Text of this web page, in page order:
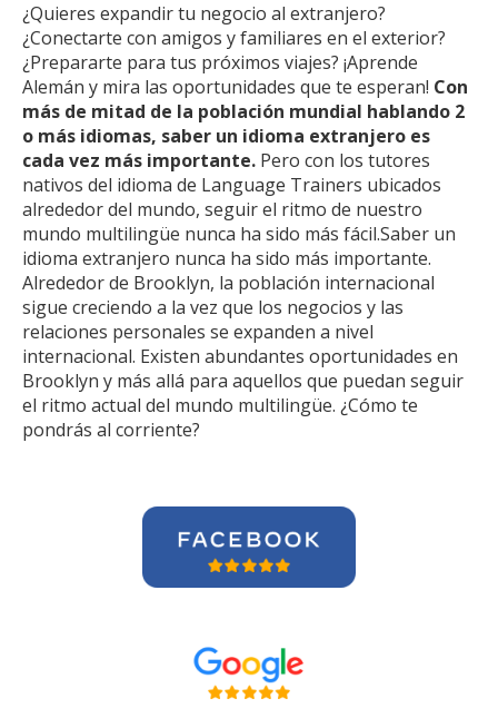
¿Quieres expandir tu negocio al extranjero?
¿Conectarte con amigos y familiares en el exterior?
¿Prepararte para tus próximos viajes? ¡Aprende
Alemán y mira las oportunidades que te esperan! Con
más de mitad de la población mundial hablando 2
o más idiomas, saber un idioma extranjero es
cada vez más importante. Pero con los tutores
nativos del idioma de Language Trainers ubicados
alrededor del mundo, seguir el ritmo de nuestro
mundo multilingüe nunca ha sido más fácil.Saber un
idioma extranjero nunca ha sido más importante.
Alrededor de Brooklyn, la población internacional
sigue creciendo a la vez que los negocios y las
relaciones personales se expanden a nivel
internacional. Existen abundantes oportunidades en
Brooklyn y más allá para aquellos que puedan seguir
el ritmo actual del mundo multilingüe. ¿Cómo te
pondrás al corriente?